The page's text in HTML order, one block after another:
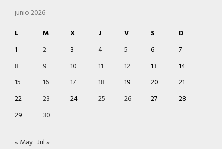
junio 2026
L
M X J V S
D
1
2 3 4 5 6
7
8
9 10 11 12 13
14
15
16 17 18 19 20
21
22
23 24 25 26 27
28
29
30
« May Jul »